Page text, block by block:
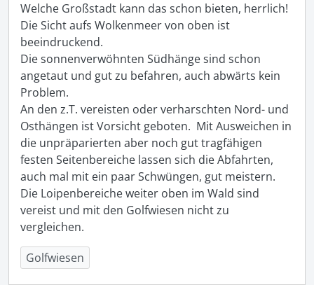
Welche Großstadt kann das schon bieten, herrlich!
Die Sicht aufs Wolkenmeer von oben ist
beeindruckend.
Die sonnenverwöhnten Südhänge sind schon
angetaut und gut zu befahren, auch abwärts kein
Problem.
An den z.T. vereisten oder verharschten Nord- und
Osthängen ist Vorsicht geboten.  Mit Ausweichen in
die unpräparierten aber noch gut tragfähigen
festen Seitenbereiche lassen sich die Abfahrten,
auch mal mit ein paar Schwüngen, gut meistern.
Die Loipenbereiche weiter oben im Wald sind
vereist und mit den Golfwiesen nicht zu
Golfwiesen